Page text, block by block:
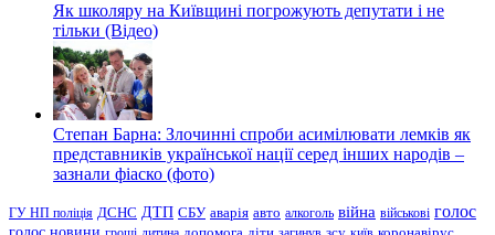
Як школяру на Київщині погрожують депутати і не
тільки (Відео)
Степан Барна: Злочинні спроби асимілювати лемків як
представників української нації серед інших народів –
зазнали фіаско (фото)
ГУ НП поліція ДСНС ДТП СБУ аварія авто алкоголь війна військові голос